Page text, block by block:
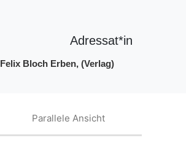
Adressat*in
Felix Bloch Erben, (Verlag)
Parallele Ansicht